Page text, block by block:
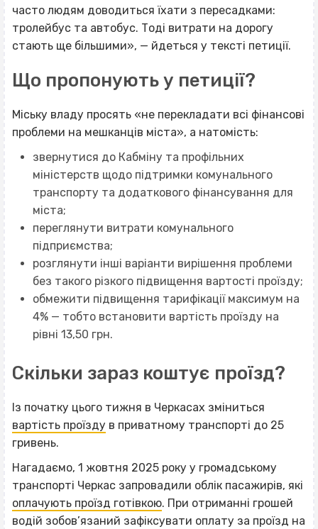
часто людям доводиться їхати з пересадками:
тролейбус та автобус. Тоді витрати на дорогу
стають ще більшими», — йдеться у тексті петиції.
Що пропонують у петиції?
Міську владу просять «не перекладати всі фінансові
проблеми на мешканців міста», а натомість:
звернутися до Кабміну та профільних
міністерств щодо підтримки комунального
транспорту та додаткового фінансування для
міста;
переглянути витрати комунального
підприємства;
розглянути інші варіанти вирішення проблеми
без такого різкого підвищення вартості проїзду;
обмежити підвищення тарифікації максимум на
4% — тобто встановити вартість проїзду на
рівні 13,50 грн.
Скільки зараз коштує проїзд?
Із початку цього тижня в Черкасах зміниться
вартість проїзду в приватному транспорті до 25
гривень.
Нагадаємо, 1 жовтня 2025 року у громадському
транспорті Черкас запровадили облік пасажирів, які
оплачують проїзд готівкою. При отриманні грошей
водій зобов’язаний зафіксувати оплату за проїзд на